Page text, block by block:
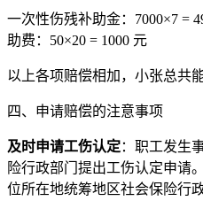
一次性伤残补助金：7000×7 =
助费：50×20 = 1000 元
以上各项赔偿相加，小张总共
四、申请赔偿的注意事项
及时申请工伤认定：职工发生
险行政部门提出工伤认定申请
位所在地统筹地区社会保险行